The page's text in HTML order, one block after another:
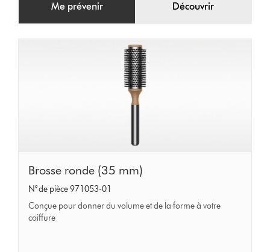
Me prévenir Découvrir
Brosse
ronde
(35
mm)
Brosse ronde (35 mm)
N° de pièce 971053-01
Conçue pour donner du volume et de la forme à votre
coiffure